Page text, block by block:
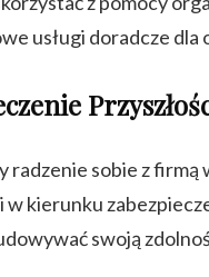
usługi doradcze
radzenie sobie z
kierunku
swoją